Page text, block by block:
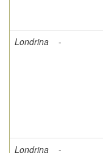
Londrina -
Londrina -